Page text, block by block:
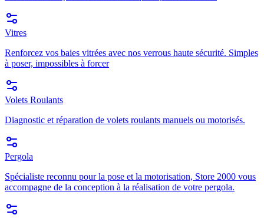
Vitres
Renforcez vos baies vitrées avec nos verrous haute sécurité. Simples
à poser, impossibles à forcer
Volets Roulants
Diagnostic et réparation de volets roulants manuels ou motorisés.
Pergola
Spécialiste reconnu pour la pose et la motorisation, Store 2000 vous
accompagne de la conception à la réalisation de votre pergola.